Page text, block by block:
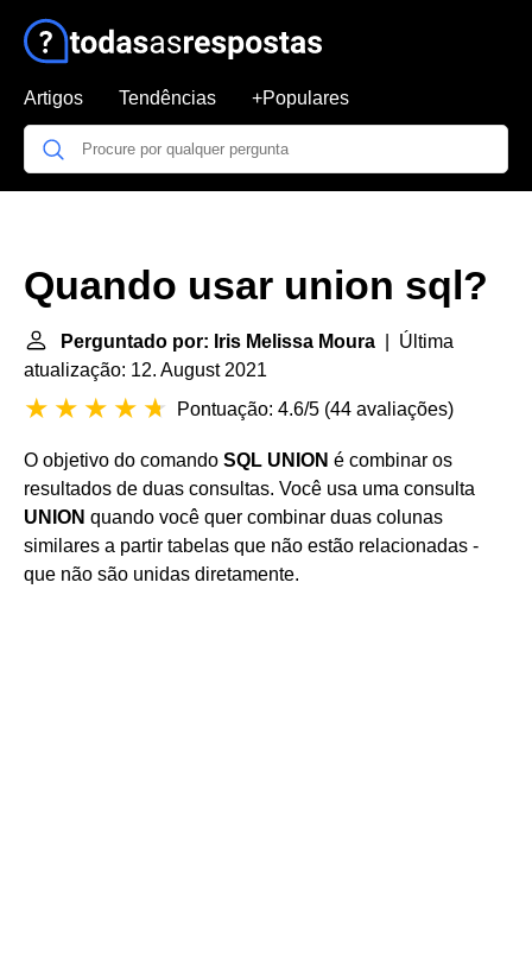
Artigos Tendências +Populares
Quando usar union sql?
Perguntado por: Iris Melissa Moura | Última
atualização: 12. August 2021
Pontuação: 4.6/5 (44 avaliações)
O objetivo do comando SQL UNION é combinar os
resultados de duas consultas. Você usa uma consulta
UNION quando você quer combinar duas colunas
similares a partir tabelas que não estão relacionadas -
que não são unidas diretamente.